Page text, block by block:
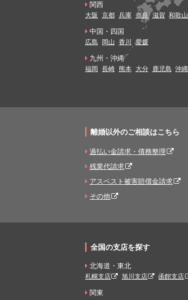
関西
大阪 京都 兵庫 奈良 滋賀 和歌山
中国・四国
広島 岡山 香川 愛媛
九州・沖縄
福岡 長崎 熊本 大分 鹿児島 沖縄
離婚以外のご相談はこちら
過払い金請求・債務整理
残業代請求
アスベスト被害賠償金請求
その他
全国の支店を探す
北海道・東北
札幌支店 旭川支店 函館支店
関東